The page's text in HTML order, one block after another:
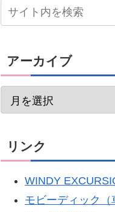
アーカイブ
リンク
WINDY
モビーディック